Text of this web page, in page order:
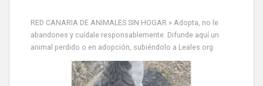
RED CANARIA DE ANIMALES SIN HOGAR » Adopta, no le
abandones y cuídale responsablemente. Difunde aquí un
animal perdido o en adopción, subiéndolo a Leales.org